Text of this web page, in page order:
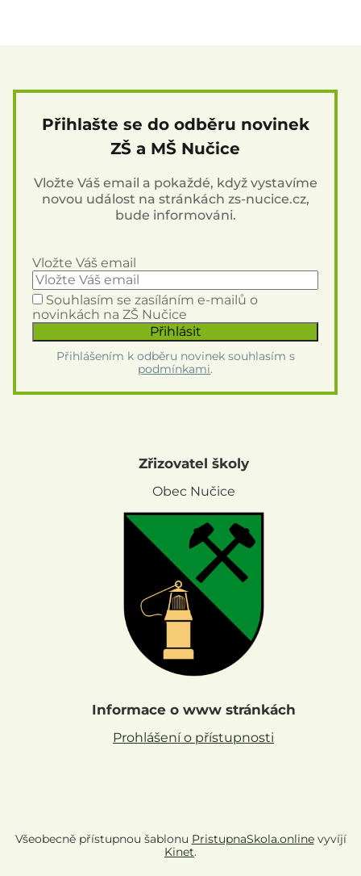
Přihlašte se do odběru novinek
ZŠ a MŠ Nučice
Vložte Váš email a pokaždé, když vystavíme
novou událost na stránkách zs-nucice.cz,
bude informováni.
Vložte Váš email
Souhlasím se zasíláním e-mailů o
novinkách na ZŠ Nučice
Přihlášením k odběru novinek souhlasím s
podmínkami.
Zřizovatel školy
Obec Nučice
Informace o www stránkách
Prohlášení o přístupnosti
Všeobecně přístupnou šablonu PristupnaSkola.onlinevyvíjí
Kinet.